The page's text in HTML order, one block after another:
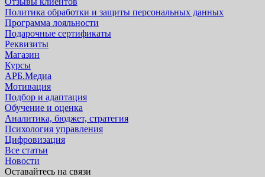
Политика обработки и защиты персональных данных
Программа лояльности
Подарочные сертификаты
Реквизиты
Магазин
Курсы
АРБ.Медиа
Мотивация
Подбор и адаптация
Обучение и оценка
Аналитика, бюджет, стратегия
Психология управления
Цифровизация
Все статьи
Новости
Оставайтесь на связи